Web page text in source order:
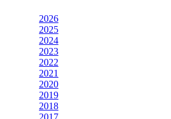
2026
2025
2024
2023
2022
2021
2020
2019
2018
2017